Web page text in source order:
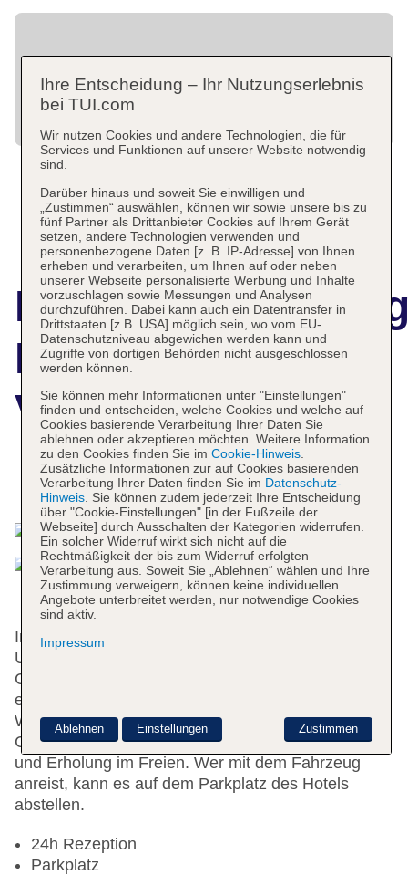
Heritage Palace
Varoš
Das bietet Ihre Unterkunft
Im Jahr 1799 wurde das Hotel gebaut. In dieser
Unterbringung mit einer Rezeption stehen den
Gästen 24 Zimmer zur Auswahl. Das Haus bietet
einen Safe, einen Transferservice und einen
Wäscheservice. WLAN steht zur Verfügung. Ein
Garten bietet zusätzlichen Raum für Entspannung
und Erholung im Freien. Wer mit dem Fahrzeug
anreist, kann es auf dem Parkplatz des Hotels
abstellen.
24h Rezeption
Parkplatz
Ihre Entscheidung – Ihr Nutzungserlebnis
bei TUI.com
Wir nutzen Cookies und andere Technologien, die für
Services und Funktionen auf unserer Website notwendig
sind.
Darüber hinaus und soweit Sie einwilligen und
„Zustimmen“ auswählen, können wir sowie unsere bis zu
fünf Partner als Drittanbieter Cookies auf Ihrem Gerät
setzen, andere Technologien verwenden und
personenbezogene Daten [z. B. IP-Adresse] von Ihnen
erheben und verarbeiten, um Ihnen auf oder neben
unserer Webseite personalisierte Werbung und Inhalte
vorzuschlagen sowie Messungen und Analysen
durchzuführen. Dabei kann auch ein Datentransfer in
Drittstaaten [z.B. USA] möglich sein, wo vom EU-
Datenschutzniveau abgewichen werden kann und
Zugriffe von dortigen Behörden nicht ausgeschlossen
werden können.
Sie können mehr Informationen unter "Einstellungen"
finden und entscheiden, welche Cookies und welche auf
Cookies basierende Verarbeitung Ihrer Daten Sie
ablehnen oder akzeptieren möchten. Weitere Information
zu den Cookies finden Sie im Cookie-Hinweis.
Zusätzliche Informationen zur auf Cookies basierenden
Verarbeitung Ihrer Daten finden Sie im Datenschutz-
Hinweis. Sie können zudem jederzeit Ihre Entscheidung
über "Cookie-Einstellungen" [in der Fußzeile der
Webseite] durch Ausschalten der Kategorien widerrufen.
Ein solcher Widerruf wirkt sich nicht auf die
Rechtmäßigkeit der bis zum Widerruf erfolgten
Verarbeitung aus. Soweit Sie „Ablehnen“ wählen und Ihre
Zustimmung verweigern, können keine individuellen
Angebote unterbreitet werden, nur notwendige Cookies
sind aktiv.
Impressum
Zustimmen
Ablehnen Einstellungen